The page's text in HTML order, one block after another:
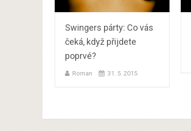
Swingers párty: Co vás
čeká, když přijdete
poprvé?
Roman 31. 5. 2015